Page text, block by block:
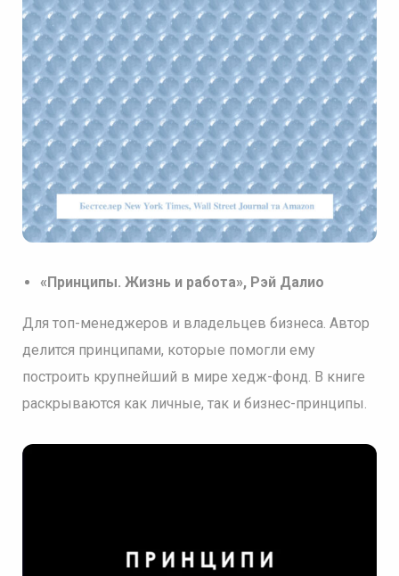
«Принципы. Жизнь и работа», Рэй Далио
Для топ-менеджеров и владельцев бизнеса. Автор
делится принципами, которые помогли ему
построить крупнейший в мире хедж-фонд. В книге
раскрываются как личные, так и бизнес-принципы.